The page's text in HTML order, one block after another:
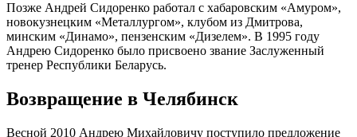
Позже Андрей Сидоренко работал с хабаровским «Амуром»,
новокузнецким «Металлургом», клубом из Дмитрова,
минским «Динамо», пензенским «Дизелем». В 1995 году
Андрею Сидоренко было присвоено звание Заслуженный
тренер Республики Беларусь.
Возвращение в Челябинск
Весной 2010 Андрею Михайловичу поступило предложение